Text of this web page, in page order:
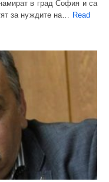
в град София и са
за нуждите на… Read